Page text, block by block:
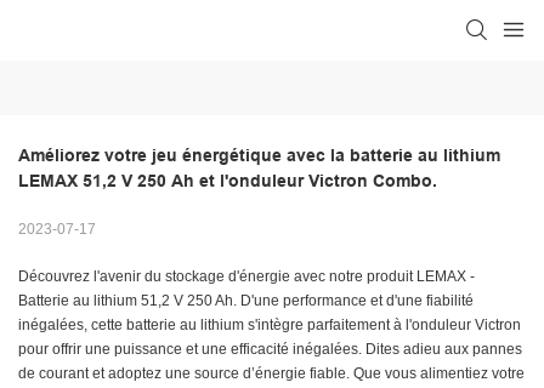
Améliorez votre jeu énergétique avec la batterie au lithium
LEMAX 51,2 V 250 Ah et l'onduleur Victron Combo.
2023-07-17
Découvrez l'avenir du stockage d'énergie avec notre produit LEMAX -
Batterie au lithium 51,2 V 250 Ah. D'une performance et d'une fiabilité
inégalées, cette batterie au lithium s'intègre parfaitement à l'onduleur Victron
pour offrir une puissance et une efficacité inégalées. Dites adieu aux pannes
de courant et adoptez une source d’énergie fiable. Que vous alimentiez votre